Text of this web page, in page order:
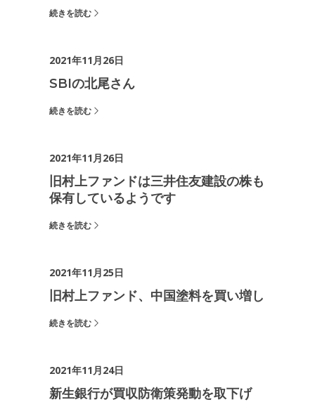
続きを読む
2021年11月26日
SBIの北尾さん
続きを読む
2021年11月26日
旧村上ファンドは三井住友建設の株も
保有しているようです
続きを読む
2021年11月25日
旧村上ファンド、中国塗料を買い増し
続きを読む
2021年11月24日
新生銀行が買収防衛策発動を取下げ